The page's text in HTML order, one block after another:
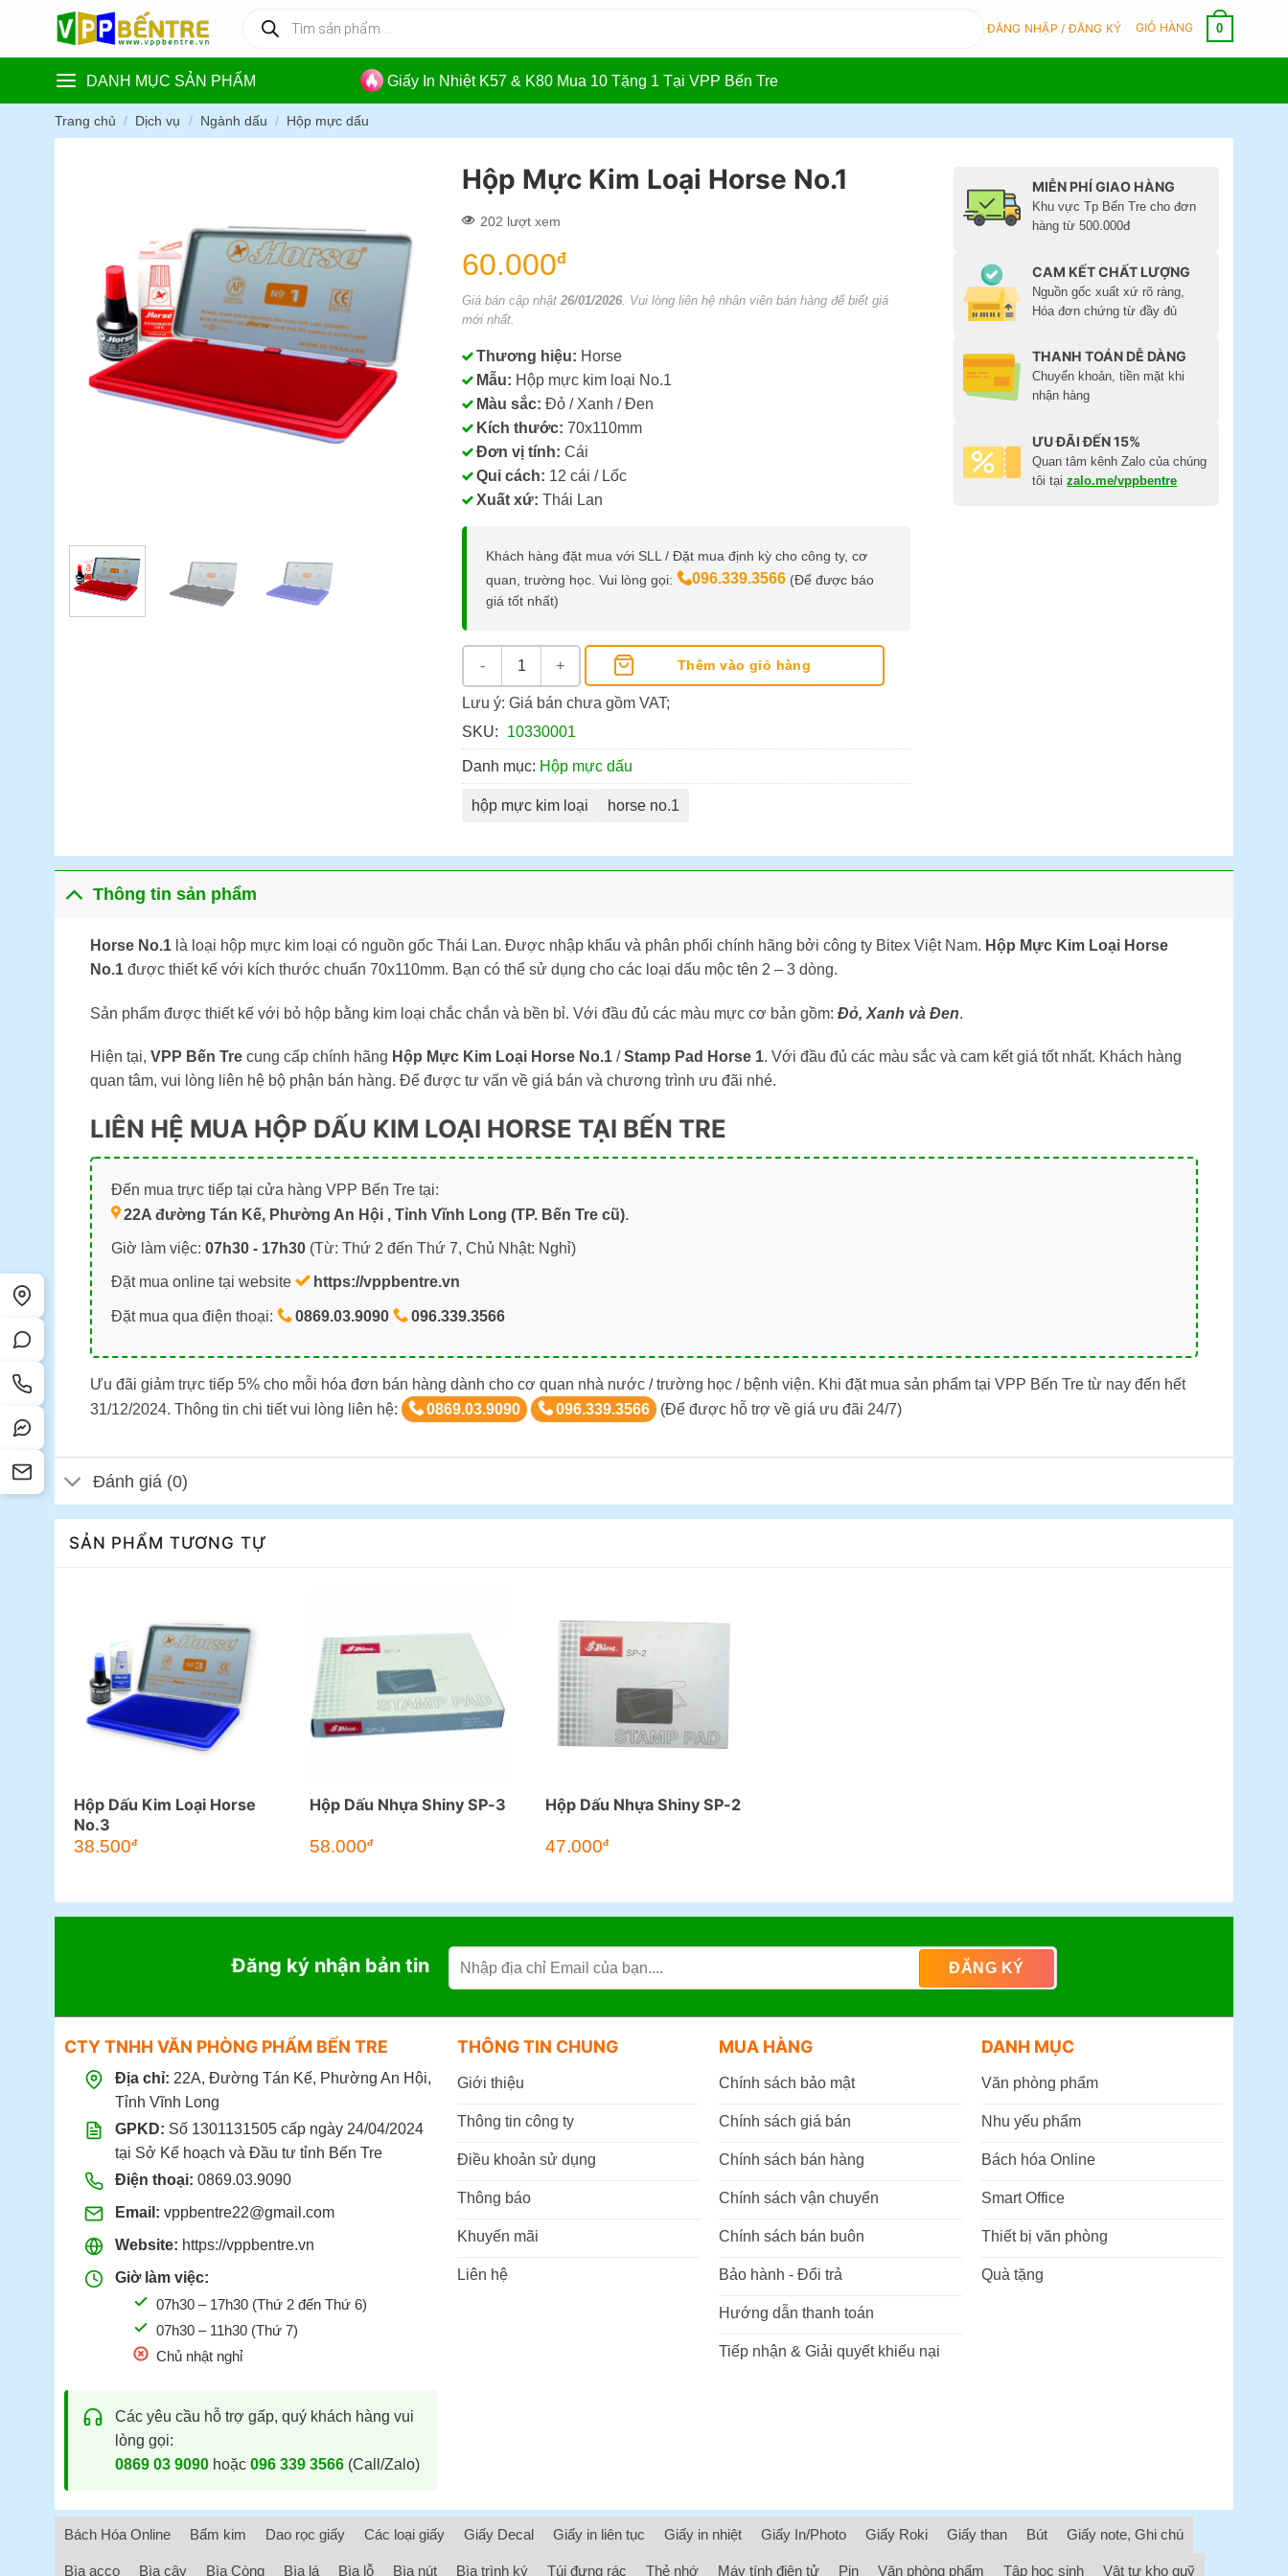
content
kiếm
phẩm
ĐĂNG NHẬP / ĐĂNG KÝ GIỎ HÀNG 0
DANH MỤC SẢN PHẨM Giấy In Nhiệt K57 & K80 Mua 10 Tặng 1 Tại VPP Bến Tre
Trang chủ / Dịch vụ / Ngành dấu / Hộp mực dấu
Hộp Mực Kim Loại Horse No.1
202 lượt xem
60.000đ
Giá bán cập nhật 26/01/2026 . Vui lòng liên hệ nhân viên bán hàng để biết giá
mới nhất.
Thương hiệu: Horse
Mẫu: Hộp mực kim loại No.1
Màu sắc: Đỏ / Xanh / Đen
Kích thước: 70x110mm
Đơn vị tính: Cái
Qui cách: 12 cái / Lốc
Xuất xứ: Thái Lan
Khách hàng đặt mua với SLL / Đặt mua định kỳ cho công ty, cơ
quan, trường học. Vui lòng gọi:
096.339.3566 (Để được báo
giá tốt nhất)
Hộp Mực Kim Loại Horse No.1 số lượng
Thêm vào giỏ hàng
Lưu ý: Giá bán chưa gồm VAT;
SKU:
10330001
Danh mục: Hộp mực dấu
hộp mực kim loại horse no.1
MIỄN PHÍ GIAO HÀNG
Khu vực Tp Bến Tre cho đơn
hàng từ 500.000đ
CAM KẾT CHẤT LƯỢNG
Nguồn gốc xuất xứ rõ ràng,
Hóa đơn chứng từ đầy đủ
THANH TOÁN DỄ DÀNG
Chuyển khoản, tiền mặt khi
nhận hàng
ƯU ĐÃI ĐẾN 15%
Quan tâm kênh Zalo của chúng
tôi tạizalo.me/vppbentre
Thông tin sản phẩm
Horse No.1là loại hộp mực kim loại có nguồn gốc Thái Lan. Được nhập khẩu và phân phối chính hãng bởi công ty Bitex Việt Nam. Hộp Mực Kim Loại Horse
No.1được thiết kế với kích thước chuẩn 70x110mm. Bạn có thể sử dụng cho các loại dấu mộc tên 2 – 3 dòng.
Sản phẩm được thiết kế với bỏ hộp bằng kim loại chắc chắn và bền bỉ. Với đầu đủ các màu mực cơ bản gồm: Đỏ, Xanh và Đen.
Hiện tại, VPP Bến Trecung cấp chính hãng Hộp Mực Kim Loại Horse No.1/ Stamp Pad Horse 1. Với đầu đủ các màu sắc và cam kết giá tốt nhất. Khách hàng
quan tâm, vui lòng liên hệ bộ phận bán hàng. Để được tư vấn về giá bán và chương trình ưu đãi nhé.
LIÊN HỆ MUA HỘP DẤU KIM LOẠI HORSE TẠI BẾN TRE
Đến mua trực tiếp tại cửa hàng VPP Bến Tre tại:
22A đường Tán Kế, Phường An Hội , Tỉnh Vĩnh Long (TP. Bến Tre cũ).
Giờ làm việc: 07h30 - 17h30(Từ: Thứ 2 đến Thứ 7, Chủ Nhật: Nghỉ)
Đặt mua online tại website https://vppbentre.vn
Đặt mua qua điện thoại: 0869.03.9090 096.339.3566
Ưu đãi giảm trực tiếp 5% cho mỗi hóa đơn bán hàng dành cho cơ quan nhà nước / trường học / bệnh viện. Khi đặt mua sản phẩm tại VPP Bến Tre từ nay đến hết
31/12/2024. Thông tin chi tiết vui lòng liên hệ:
0869.03.9090 096.339.3566 (Để được hỗ trợ về giá ưu đãi 24/7)
Đánh giá (0)
SẢN PHẨM TƯƠNG TỰ
Hộp Dấu Kim Loại Horse
No.3
38.500đ
Hộp Dấu Nhựa Shiny SP-3
58.000đ
Hộp Dấu Nhựa Shiny SP-2
47.000đ
Đăng ký nhận bản tin
CTY TNHH VĂN PHÒNG PHẨM BẾN TRE
Địa chỉ: 22A, Đường Tán Kế, Phường An Hội,
Tỉnh Vĩnh Long
GPKD: Số 1301131505 cấp ngày 24/04/2024
tại Sở Kế hoạch và Đầu tư tỉnh Bến Tre
Điện thoại: 0869.03.9090
Email: vppbentre22@gmail.com
Website: https://vppbentre.vn
Giờ làm việc:
07h30 – 17h30 (Thứ 2 đến Thứ 6)
07h30 – 11h30 (Thứ 7)
Chủ nhật nghỉ
Các yêu cầu hỗ trợ gấp, quý khách hàng vui
lòng gọi:
0869 03 9090hoặc 096 339 3566(Call/Zalo)
THÔNG TIN CHUNG
Giới thiệu
Thông tin công ty
Điều khoản sử dụng
Thông báo
Khuyến mãi
Liên hệ
MUA HÀNG
Chính sách bảo mật
Chính sách giá bán
Chính sách bán hàng
Chính sách vận chuyển
Chính sách bán buôn
Bảo hành - Đổi trả
Hướng dẫn thanh toán
Tiếp nhận & Giải quyết khiếu nại
DANH MỤC
Văn phòng phẩm
Nhu yếu phẩm
Bách hóa Online
Smart Office
Thiết bị văn phòng
Quà tặng
Bách Hóa Online Bấm kim Dao rọc giấy Các loại giấy Giấy Decal Giấy in liên tục Giấy in nhiệt Giấy In/Photo Giấy Roki Giấy than Bút Giấy note, Ghi chú
Bìa acco Bìa cây Bìa Còng Bìa lá Bìa lỗ Bìa nút Bìa trình ký Túi đựng rác Thẻ nhớ Máy tính điện tử Pin Văn phòng phẩm Tập học sinh Vật tư kho quỹ